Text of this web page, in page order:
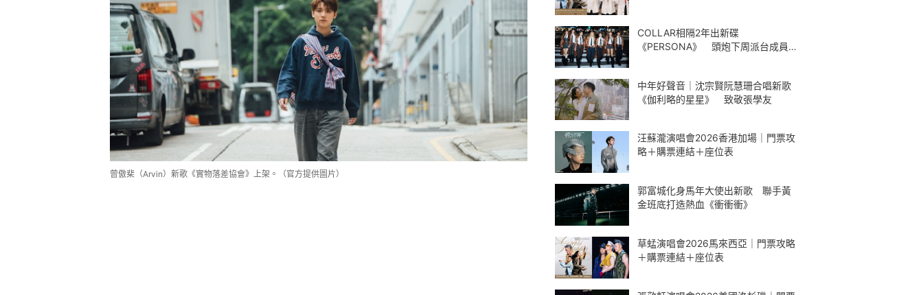
曾傲棐（Arvin）新歌《實物落差協會》上架。（官方提供圖片）
COLLAR相隔2年出新碟
《PERSONA》 頭炮下周派台成員
中年好聲音｜沈宗賢阮慧珊合唱新歌
《伽利略的星星》 致敬張學友
汪蘇瀧演唱會2026香港加場｜門票攻
略＋購票連結＋座位表
郭富城化身馬年大使出新歌 聯手黃
金班底打造熱血《衝衝衝》
草蜢演唱會2026馬來西亞｜門票攻略
＋購票連結＋座位表